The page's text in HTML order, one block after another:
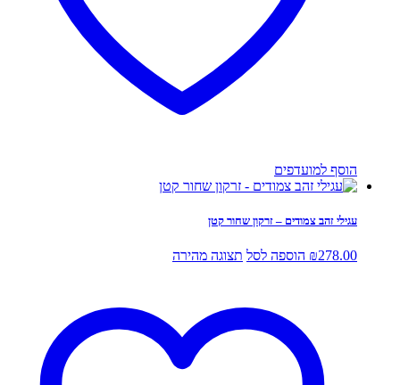
הוסף למועדפים
עגילי זהב צמודים – זרקון שחור קטן
₪278.00 הוספה לסל תצוגה מהירה